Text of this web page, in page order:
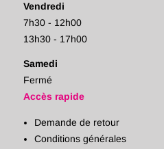
Vendredi
7h30 - 12h00
13h30 - 17h00
Samedi
Fermé
Accès rapide
Demande de retour
Conditions générales